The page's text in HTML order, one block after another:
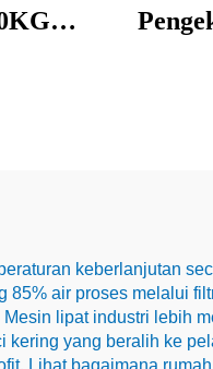
keberlanjutan
85% air proses melalui
lipat industri lebih
kering yang beralih ke
Lihat bagaimana